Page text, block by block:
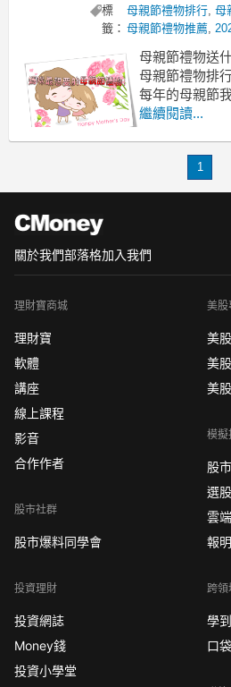
標
籤：
母親節禮物排行,母
母親節禮物推薦,
母親節禮物送
母親節禮物排
每年的母親節
親節禮物送什麼
康乃馨別針 幾
繼續閱讀...
1
關於我們部落格加入我們
理財寶商城
理財寶
軟體
講座
線上課程
影音
合作作者
股市社群
股市爆料同學會
投資理財
投資網誌
Money錢
投資小學堂
美股
美
美
美
模擬
股
選
雲
報
跨領
學到
口